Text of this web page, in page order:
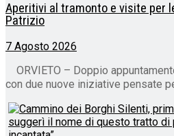
Aperitivi al tramonto e visite per
Patrizio
7 Agosto 2026
ORVIETO – Doppio
con due nuove iniziative pensate